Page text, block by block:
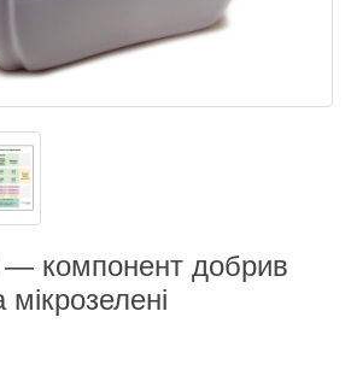
компонент добрив